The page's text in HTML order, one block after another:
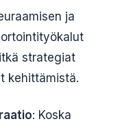
ja
strategiat
kehittämistä.
: Koska